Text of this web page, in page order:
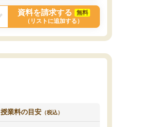
資料を請求する
無料
（リストに追加する）
授業料の目安 （税込）